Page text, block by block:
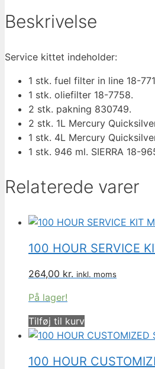
150
&
Beskrivelse
Service kittet indeholder:
1 stk. fuel filter in line 18-
1 stk. oliefilter 18-7758.
2 stk. pakning 830749.
2 stk. 1L Mercury
1 stk. 4L Mercury
1 stk. 946 ml. SIERRA 18-
Relaterede varer
100 HOUR SERVICE
264,00 kr. inkl. moms
På lager!
Tilføj til kurv
100 HOUR